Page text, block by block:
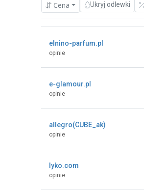
Cena Ukryj odlewki
elnino-parfum.pl
opinie
e-glamour.pl
opinie
allegro(CUBE_ak)
opinie
lyko.com
opinie